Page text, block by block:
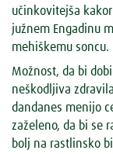
učinkovitejša
južnem Engadinu
mehiškemu soncu.
Možnost, da bi
neškodljiva
dandanes menijo
zaželeno, da bi se
bolj na rastlinsko